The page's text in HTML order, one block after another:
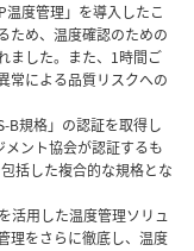
度管理」を導入したこ
ため、温度確認のための
ました。また、1時間ご
常による品質リスクへの
B規格」の認証を取得し
ント協会が認証するも
括した複合的な規格とな
活用した温度管理ソリュ
理をさらに徹底し、温度